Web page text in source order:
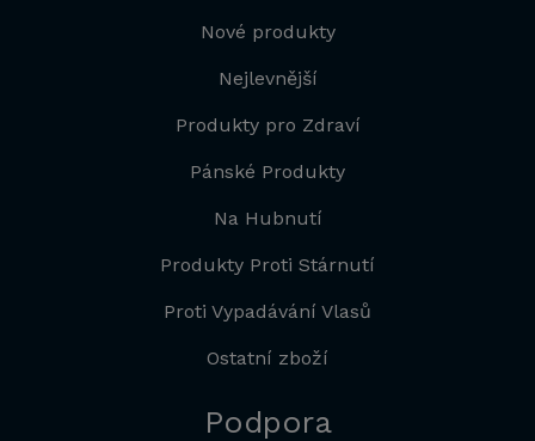
Nové produkty
Nejlevnější
Produkty pro Zdraví
Pánské Produkty
Na Hubnutí
Produkty Proti Stárnutí
Proti Vypadávání Vlasů
Ostatní zboží
Podpora